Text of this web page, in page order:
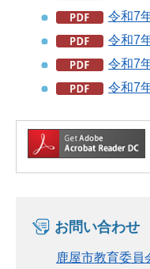
令和7
令和7
令和7
令和7
お問い合わせ
鹿屋市教育委員